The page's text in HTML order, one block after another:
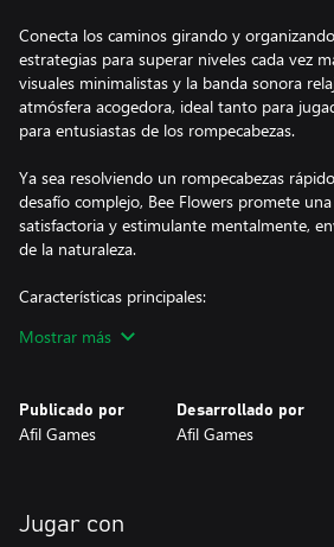
Conecta los caminos girando y
estrategias para superar niveles cada vez
visuales minimalistas y la banda sonora
atmósfera acogedora, ideal tanto para
para entusiastas de los rompecabezas.
Ya sea resolviendo un rompecabezas
desafío complejo, Bee Flowers promete
satisfactoria y estimulante mentalmente,
de la naturaleza.
Características principales:
Jugabilidad relajante: Gira y organiza piezas
mecánicas a medida que avanzas.
Ambiente acogedor: Diseño minimalista y
lleve a un mundo de lógica y belleza.
las abejas y dar vida a las flores?
Mostrar más
Publicado por
Afil Games
Desarrollado por
Afil Games
Jugar con